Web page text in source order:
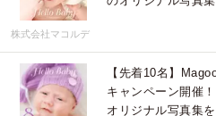
株式会社マコルデ
【先着10名】
キャンペーン開催
オリジナル写真集